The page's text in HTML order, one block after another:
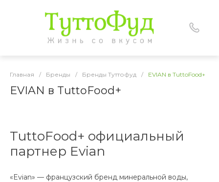
Главная / Бренды / Бренды Туттофуд / EVIAN в TuttoFood+
EVIAN в TuttoFood+
TuttoFood+ официальный
партнер Evian
«Evian» — французский бренд минеральной воды,